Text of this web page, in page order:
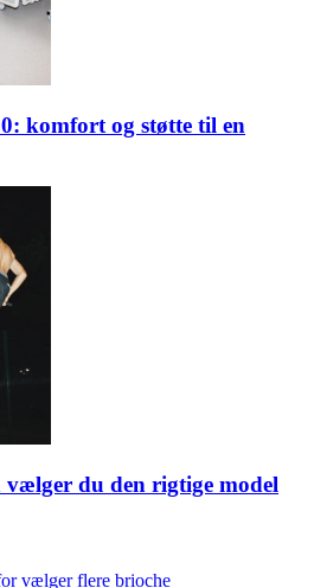
komfort og støtte til en
du den rigtige model